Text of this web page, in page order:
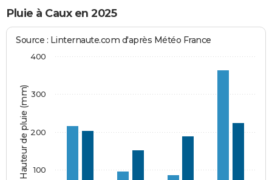
Pluie à Caux en 2025
Hauteur de pluie (mm)
Source : Linternaute.com d'après Météo France
100
200
300
400